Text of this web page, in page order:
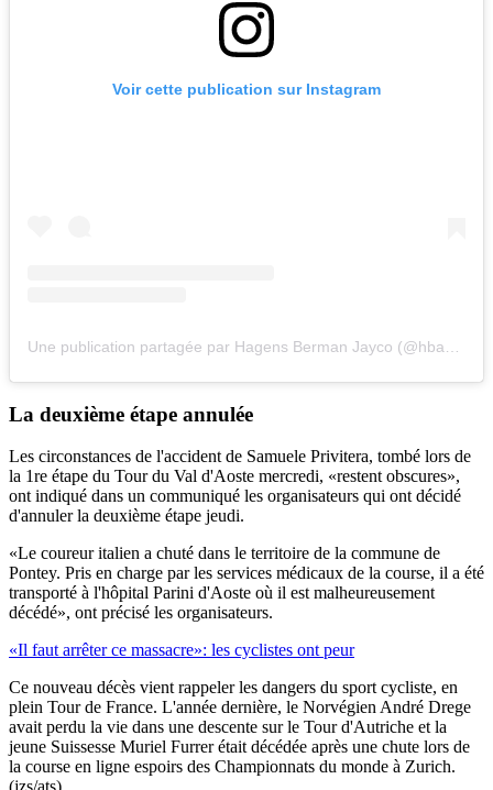
Voir cette publication sur Instagram
La deuxième étape annulée
Les circonstances de l'accident de Samuele Privitera, tombé lors de
la 1re étape du Tour du Val d'Aoste mercredi, «restent obscures»,
ont indiqué dans un communiqué les organisateurs qui ont décidé
d'annuler la deuxième étape jeudi.
«Le coureur italien a chuté dans le territoire de la commune de
Pontey. Pris en charge par les services médicaux de la course, il a été
transporté à l'hôpital Parini d'Aoste où il est malheureusement
décédé», ont précisé les organisateurs.
«Il faut arrêter ce massacre»: les cyclistes ont peur
Ce nouveau décès vient rappeler les dangers du sport cycliste, en
plein Tour de France. L'année dernière, le Norvégien André Drege
avait perdu la vie dans une descente sur le Tour d'Autriche et la
jeune Suissesse Muriel Furrer était décédée après une chute lors de
la course en ligne espoirs des Championnats du monde à Zurich.